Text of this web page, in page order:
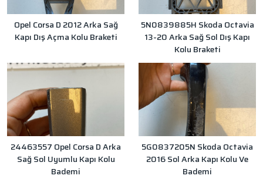
Opel Corsa D 2012 Arka Sağ
Kapı Dış Açma Kolu Braketi
5N0839885H Skoda Octavia
13-20 Arka Sağ Sol Dış Kapı
Kolu Braketi
24463557 Opel Corsa D Arka
Sağ Sol Uyumlu Kapı Kolu
Bademi
5G0837205N Skoda Octavia
2016 Sol Arka Kapı Kolu Ve
Bademi